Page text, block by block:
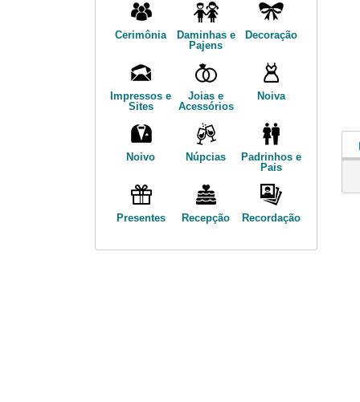
Cerimônia
Daminhas e
Pajens
Decoração
Impressos e
Sites
Joias e
Acessórios
Noiva
Noivo Núpcias
Padrinhos e
Pais
Presentes Recepção Recordação